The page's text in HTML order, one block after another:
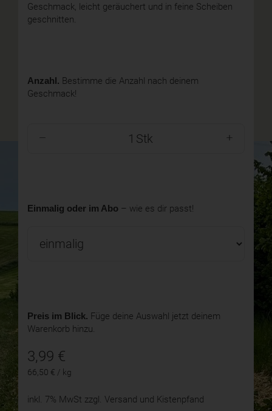
Geschmack, leicht geräuchert und in feine Scheiben
geschnitten.
Anzahl. Bestimme die Anzahl nach deinem
Geschmack!
Stk
Einmalig oder im Abo – wie es dir passt!
Preis im Blick. Füge deine Auswahl jetzt deinem
Warenkorb hinzu.
3,99 €
66,50 € / kg
inkl. 7% MwSt zzgl. Versand und Kistenpfand